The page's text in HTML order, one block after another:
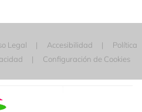
Legal Accesibilidad
Política
Configuración de Cookies